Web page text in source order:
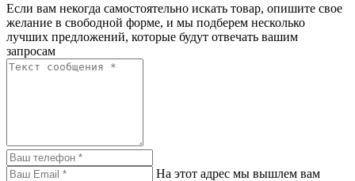
Если вам некогда самостоятельно искать товар, опишите свое
желание в свободной форме, и мы подберем несколько
лучших предложений, которые будут отвечать вашим
запросам
На этот адрес мы вышлем вам